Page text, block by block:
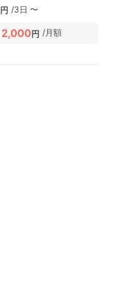
円 /3日 〜
2,000円 /月額